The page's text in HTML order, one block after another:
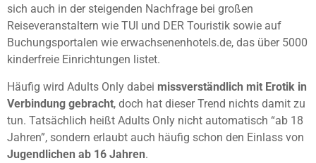
sich auch in der steigenden Nachfrage bei großen
Reiseveranstaltern wie TUI und DER Touristik sowie auf
Buchungsportalen wie erwachsenenhotels.de, das über 5000
kinderfreie Einrichtungen listet.
Häufig wird Adults Only dabei missverständlich mit Erotik in
Verbindung gebracht, doch hat dieser Trend nichts damit zu
tun. Tatsächlich heißt Adults Only nicht automatisch “ab 18
Jahren”, sondern erlaubt auch häufig schon den Einlass von
Jugendlichen ab 16 Jahren.